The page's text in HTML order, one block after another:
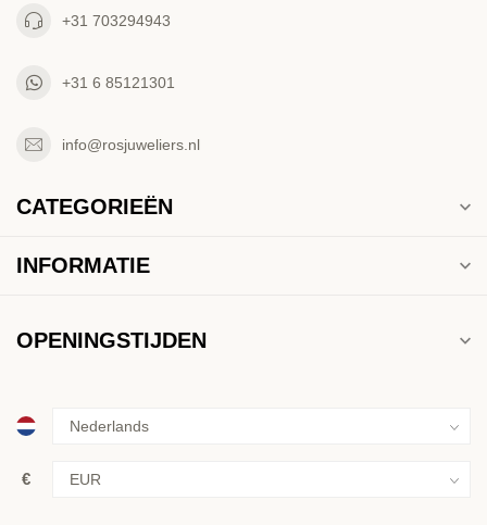
+31 703294943
+31 6 85121301
info@rosjuweliers.nl
CATEGORIEËN
INFORMATIE
OPENINGSTIJDEN
€